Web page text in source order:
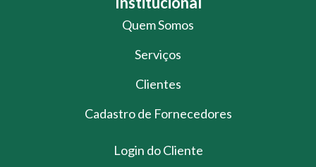
Quem Somos
Serviços
Clientes
Cadastro de Fornecedores
Login do Cliente